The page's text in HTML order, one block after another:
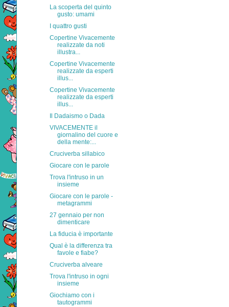
La scoperta del quinto
gusto: umami
I quattro gusti
Copertine Vivacemente
realizzate da noti
illustra...
Copertine Vivacemente
realizzate da esperti
illus...
Copertine Vivacemente
realizzate da esperti
illus...
Il Dadaismo o Dada
VIVACEMENTE il
giornalino del cuore e
della mente:...
Cruciverba sillabico
Giocare con le parole
Trova l'intruso in un
insieme
Giocare con le parole -
metagrammi
27 gennaio per non
dimenticare
La fiducia è importante
Qual è la differenza tra
favole e fiabe?
Cruciverba alveare
Trova l'intruso in ogni
insieme
Giochiamo con i
tautogrammi